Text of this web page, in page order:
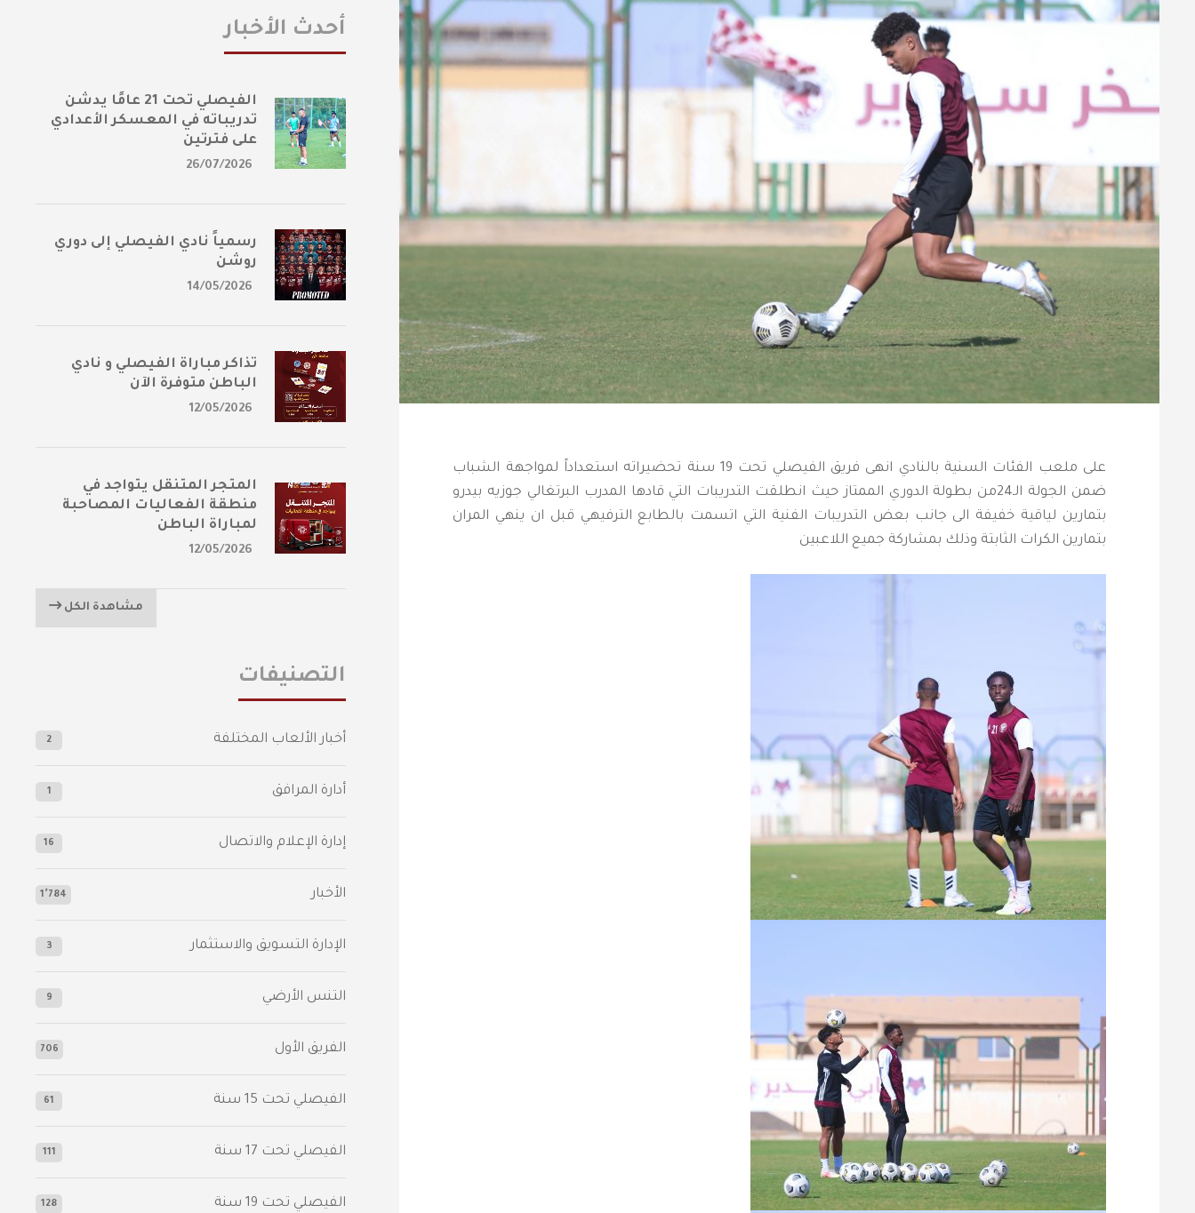
على ملعب الفئات السنية بالنادي انهى فريق الفيصلي تحت 19 سنة تحضيراته استعداداً لمواجهة الشباب
ضمن الجولة الـ24من بطولة الدوري الممتاز حيث انطلقت التدريبات التي قادها المدرب البرتغالي جوزيه بيدرو
بتمارين لياقية خفيفة الى جانب بعض التدريبات الفنية التي اتسمت بالطابع الترفيهي قبل ان ينهي المران
بتمارين الكرات الثابتة وذلك بمشاركة جميع اللاعبين
أحدث الأخبار
الفيصلي تحت 21 عامًا يدشن
تدريباته في المعسكر الأعدادي
على فترتين
26/07/2026
رسمياً نادي الفيصلي إلى دوري
روشن
14/05/2026
تذاكر مباراة الفيصلي و نادي
الباطن متوفرة الآن
12/05/2026
المتجر المتنقل يتواجد في
منطقة الفعاليات المصاحبة
لمباراة الباطن
12/05/2026
مشاهدة الكل
التصنيفات
أخبار الألعاب المختلفة 2
أدارة المرافق 1
إدارة الإعلام والاتصال 16
الأخبار 1٬784
الإدارة التسويق والاستثمار 3
التنس الأرضي 9
الفريق الأول 706
الفيصلي‬⁩ تحت 15 سنة 61
‫الفيصلي‬⁩ تحت 17 سنة 111
الفيصلي‬⁩ تحت 19 سنة 128